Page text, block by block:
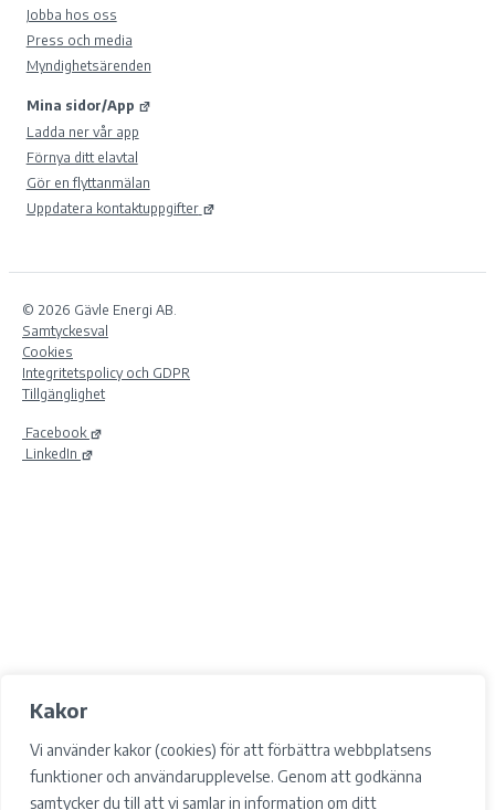
Kakor
Vi använder kakor (cookies) för att förbättra webbplatsens
funktioner och användarupplevelse. Genom att godkänna
samtycker du till att vi samlar in information om ditt
Jobba hos oss
Press och media
Myndighetsärenden
Mina sidor/App
Ladda ner vår app
Förnya ditt elavtal
Gör en flyttanmälan
Uppdatera kontaktuppgifter
© 2026 Gävle Energi AB.
Samtyckesval
Cookies
Integritetspolicy och GDPR
Tillgänglighet
Facebook
LinkedIn